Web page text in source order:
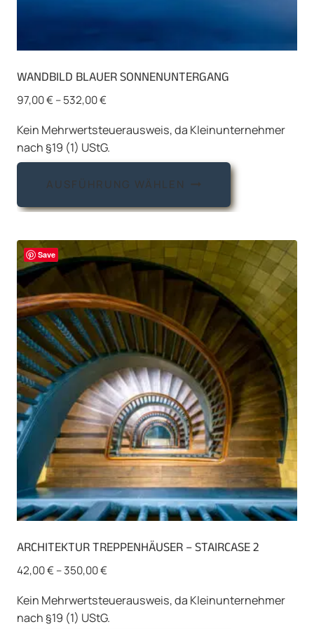
WANDBILD BLAUER SONNENUNTERGANG
97,00€–532,00€
Kein Mehrwertsteuerausweis, da Kleinunternehmer
nach §19 (1) UStG.
AUSFÜHRUNG WÄHLEN
Dieses
weist
Varianten
auf.
Die
Optionen
können
auf
der
Produktseite
gewählt
werden
Save
ARCHITEKTUR TREPPENHÄUSER – STAIRCASE 2
42,00€–350,00€
Kein Mehrwertsteuerausweis, da Kleinunternehmer
nach §19 (1) UStG.